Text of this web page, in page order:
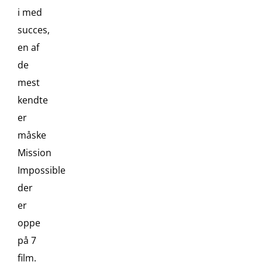
i med
succes,
en af
de
mest
kendte
er
måske
Mission
Impossible
der
er
oppe
på 7
film.